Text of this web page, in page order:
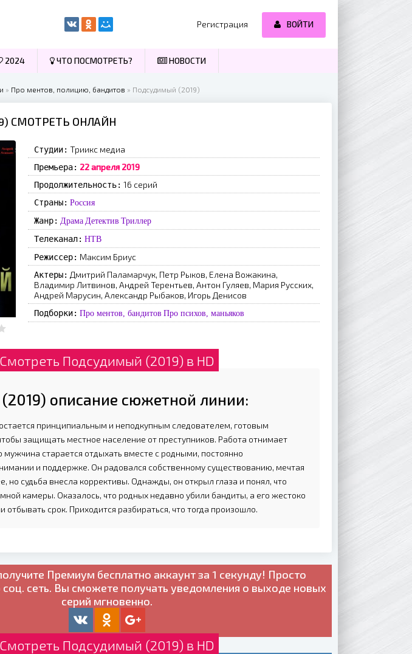
» Про ментов, полицию, бандитов » Подсудимый (2019)
СМОТРЕТЬ ОНЛАЙН
Студии: Триикс медиа
Премьера: 22 апреля 2019
Продолжительность: 16 серий
Страны: Россия
Жанр: Драма Детектив Триллер
Телеканал: НТВ
Режиссер: Максим Бриус
Актеры: Дмитрий Паламарчук, Петр Рыков, Елена Вожакина,
Владимир Литвинов, Андрей Терентьев, Антон Гуляев, Мария Русских,
Андрей Марусин, Александр Рыбаков, Игорь Денисов
Подборки: Про ментов, бандитов Про психов, маньяков
Смотреть Подсудимый (2019) в HD
описание сюжетной линии:
принципиальным и неподкупным следователем, готовым
защищать местное население от преступников. Работа отнимает
старается отдыхать вместе с родными, постоянно
и поддержке. Он радовался собственному существованию, мечтая
но судьба внесла коррективы. Однажды, он открыл глаза и понял, что
камеры. Оказалось, что родных недавно убили бандиты, а его жестоко
отбывать срок. Приходится разбираться, что тогда произошло.
Премиум бесплатно аккаунт за 1 секунду! Просто
сеть. Вы сможете получать уведомления о выходе новых
серий мгновенно.
Смотреть Подсудимый (2019) в HD
Регистрация ВОЙТИ
2024 ЧТО ПОСМОТРЕТЬ? НОВОСТИ